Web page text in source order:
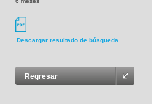
Descargar resultado de búsqueda
Regresar